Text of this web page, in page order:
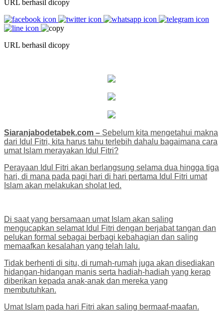
URL berhasil dicopy
URL berhasil dicopy
Siaranjabodetabek.com – Sebelum kita mengetahui makna
dari Idul Fitri, kita harus tahu terlebih dahalu bagaimana cara
umat Islam merayakan Idul Fitri?
Perayaan Idul Fitri akan berlangsung selama dua hingga tiga
hari, di mana pada pagi hari di hari pertama Idul Fitri umat
Islam akan melakukan sholat Ied.
Di saat yang bersamaan umat Islam akan saling
mengucapkan selamat Idul Fitri dengan berjabat tangan dan
pelukan formal sebagai berbagi kebahagian dan saling
memaafkan kesalahan yang telah lalu.
Tidak berhenti di situ, di rumah-rumah juga akan disediakan
hidangan-hidangan manis serta hadiah-hadiah yang kerap
diberikan kepada anak-anak dan mereka yang
membutuhkan.
Umat Islam pada hari Fitri akan saling bermaaf-maafan.